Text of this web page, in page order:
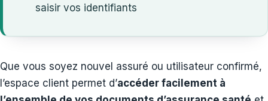
saisir vos identifiants
Que vous soyez nouvel assuré ou utilisateur confirmé,
l’espace client permet d’accéder facilement à